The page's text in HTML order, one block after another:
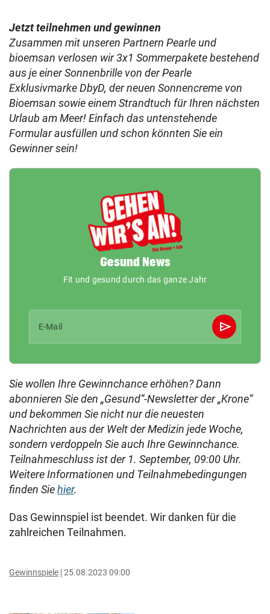
Jetzt teilnehmen und gewinnen
Zusammen mit unseren Partnern Pearle und
bioemsan verlosen wir 3x1 Sommerpakete bestehend
aus je einer Sonnenbrille von der Pearle
Exklusivmarke DbyD, der neuen Sonnencreme von
Bioemsan sowie einem Strandtuch für Ihren nächsten
Urlaub am Meer! Einfach das untenstehende
Formular ausfüllen und schon könnten Sie ein
Gewinner sein!
Gesund News
Fit und gesund durch das ganze Jahr
E-Mail send
Abschicken
Sie wollen Ihre Gewinnchance erhöhen? Dann
abonnieren Sie den „Gesund“-Newsletter der „Krone“
und bekommen Sie nicht nur die neuesten
Nachrichten aus der Welt der Medizin jede Woche,
sondern verdoppeln Sie auch Ihre Gewinnchance.
Teilnahmeschluss ist der 1. September, 09:00 Uhr.
Weitere Informationen und Teilnahmebedingungen
finden Siehier.
Das Gewinnspiel ist beendet. Wir danken für die
zahlreichen Teilnahmen.
Gewinnspiele 25.08.2023 09:00